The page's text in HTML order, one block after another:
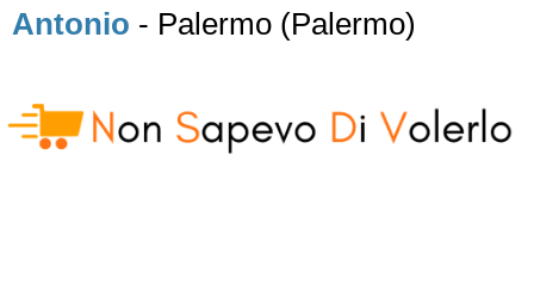
Antonio - Palermo (Palermo)